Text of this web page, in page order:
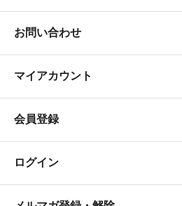
お問い合わせ
マイアカウント
会員登録
ログイン